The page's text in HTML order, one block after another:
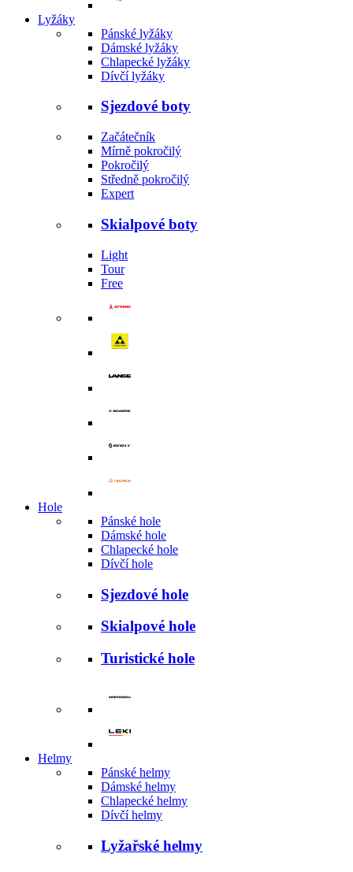
Lyžáky
Pánské lyžáky
Dámské lyžáky
Chlapecké lyžáky
Dívčí lyžáky
Sjezdové boty
Začátečník
Mírně pokročilý
Pokročilý
Středně pokročilý
Expert
Skialpové boty
Light
Tour
Free
Hole
Pánské hole
Dámské hole
Chlapecké hole
Dívčí hole
Sjezdové hole
Skialpové hole
Turistické hole
Helmy
Pánské helmy
Dámské helmy
Chlapecké helmy
Dívčí helmy
Lyžařské helmy